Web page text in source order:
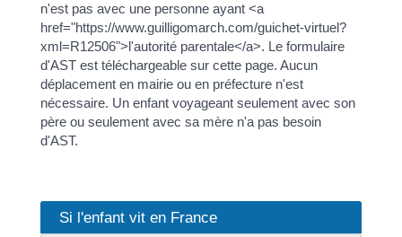
n'est pas avec une personne ayant <a
href="https://www.guilligomarch.com/guichet-virtuel?
xml=R12506">l'autorité parentale</a>. Le formulaire
d'AST est téléchargeable sur cette page. Aucun
déplacement en mairie ou en préfecture n'est
nécessaire. Un enfant voyageant seulement avec son
père ou seulement avec sa mère n'a pas besoin
d'AST.
Si l'enfant vit en France